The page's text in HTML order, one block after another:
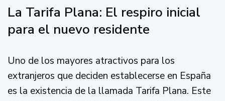
La Tarifa Plana: El respiro inicial
para el nuevo residente
Uno de los mayores atractivos para los
extranjeros que deciden establecerse en España
es la existencia de la llamada Tarifa Plana. Este